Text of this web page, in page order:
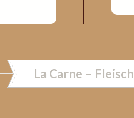
La Carne – Fleisch